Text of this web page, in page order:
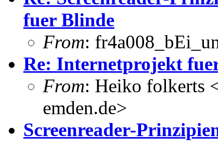
fuer Blinde
From:
Re: Internetprojekt
From: Heiko folkerts
emden.de>
Screenreader-